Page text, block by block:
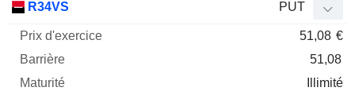
R34VS PUT
51,08 €
51,08
Illimité